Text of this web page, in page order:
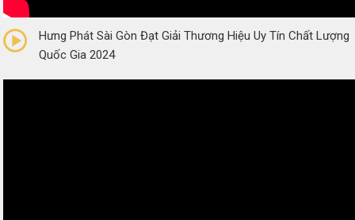
(0 Reviews)
Hưng Phát Sài Gòn Đạt Giải Thương Hiệu Uy Tín Chất Lượng
Quốc Gia 2024